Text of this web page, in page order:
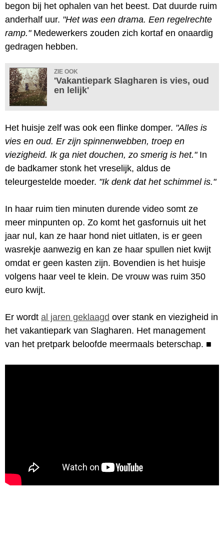
begon bij het ophalen van het beest. Dat duurde ruim
anderhalf uur. "Het was een drama. Een regelrechte
ramp."Medewerkers zouden zich kortaf en onaardig
gedragen hebben.
ZIE OOK
'Vakantiepark Slagharen is vies, oud
en lelijk'
Het huisje zelf was ook een flinke domper. "Alles is
vies en oud. Er zijn spinnenwebben, troep en
viezigheid. Ik ga niet douchen, zo smerig is het."In
de badkamer stonk het vreselijk, aldus de
teleurgestelde moeder. "Ik denk dat het schimmel is."
In haar ruim tien minuten durende video somt ze
meer minpunten op. Zo komt het gasfornuis uit het
jaar nul, kan ze haar hond niet uitlaten, is er geen
wasrekje aanwezig en kan ze haar spullen niet kwijt
omdat er geen kasten zijn. Bovendien is het huisje
volgens haar veel te klein. De vrouw was ruim 350
euro kwijt.
Er wordt al jaren geklaagd over stank en viezigheid in
het vakantiepark van Slagharen. Het management
van het pretpark beloofde meermaals beterschap. ■